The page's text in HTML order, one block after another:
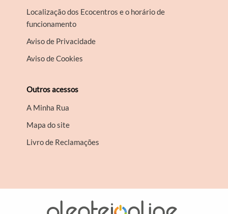
Localização dos Ecocentros e o horário de
funcionamento
Aviso de Privacidade
Aviso de Cookies
Outros acessos
A Minha Rua
Mapa do site
Livro de Reclamações